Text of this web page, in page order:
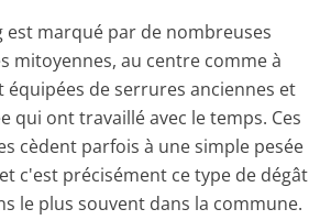
est marqué par de nombreuses
mitoyennes, au centre comme à
équipées de serrures anciennes et
qui ont travaillé avec le temps. Ces
cèdent parfois à une simple pesée
c'est précisément ce type de dégât
le plus souvent dans la commune.